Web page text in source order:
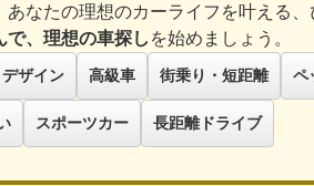
なたの理想のカーライフを叶える
で、理想の車探し を始めましょう。
ザイン 高級車 街乗り・短距離 ペ
スポーツカー 長距離ドライブ